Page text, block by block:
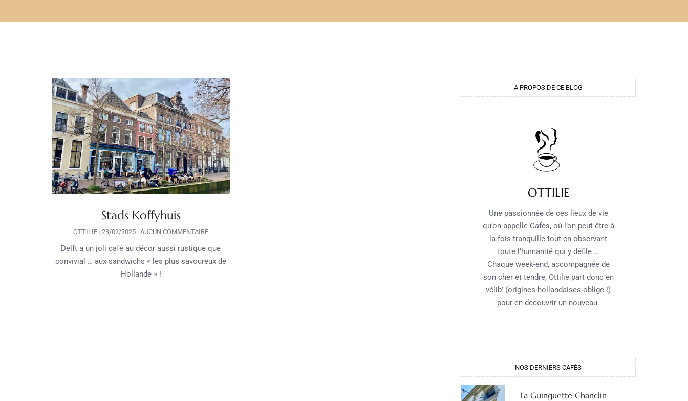
Stads Koffyhuis
OTTILIE 23/02/2025 AUCUN COMMENTAIRE
Delft a un joli café au décor aussi rustique que
convivial … aux sandwichs « les plus savoureux de
Hollande » !
A PROPOS DE CE BLOG
OTTILIE
Une passionnée de ces lieux de vie
qu’on appelle Cafés, où l’on peut être à
la fois tranquille tout en observant
toute l’humanité qui y défile …
Chaque week-end, accompagnée de
son cher et tendre, Ottilie part donc en
vélib’ (origines hollandaises oblige !)
pour en découvrir un nouveau.
NOS DERNIERS CAFÉS​
La Guinguette Chanclin